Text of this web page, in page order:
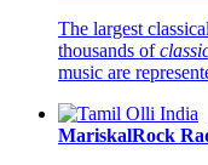
The largest
thousands of
music are
MariskalRock